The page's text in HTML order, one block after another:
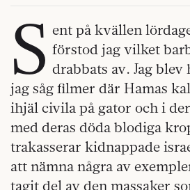
S ent på kvällen
förstod jag vilket
drabbats av. Jag
jag såg filmer där Hamas
ihjäl civila på gator och i
med deras döda blodiga
trakasserar kidnappade
att nämna några av
tagit del av den massaker